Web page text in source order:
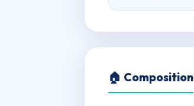
🏠 Composition